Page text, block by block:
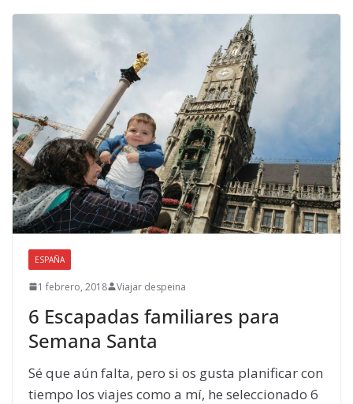
ESPAÑA
1 febrero, 2018 Viajar despeina
6 Escapadas familiares para
Semana Santa
Sé que aún falta, pero si os gusta planificar con
tiempo los viajes como a mí, he seleccionado 6